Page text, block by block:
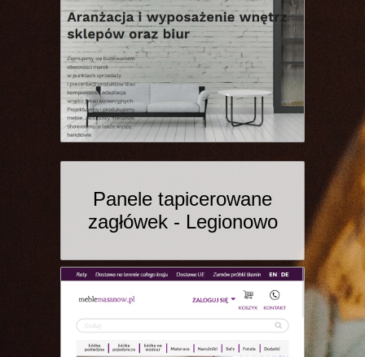
Panele tapicerowane
zagłówek - Legionowo